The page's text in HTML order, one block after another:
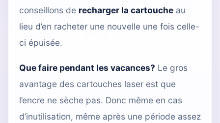
conseillons de recharger la cartouche au
lieu d’en racheter une nouvelle une fois celle-
ci épuisée.
Que faire pendant les vacances? Le gros
avantage des cartouches laser est que
l’encre ne sèche pas. Donc même en cas
d’inutilisation, même après une période assez